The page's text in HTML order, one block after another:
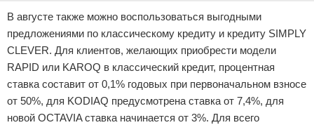
В августе также можно воспользоваться выгодными
предложениями по классическому кредиту и кредиту SIMPLY
CLEVER. Для клиентов, желающих приобрести модели
RAPID или KAROQ в классический кредит, процентная
ставка составит от 0,1% годовых при первоначальном взносе
от 50%, для KODIAQ предусмотрена ставка от 7,4%, для
новой OCTAVIA ставка начинается от 3%. Для всего